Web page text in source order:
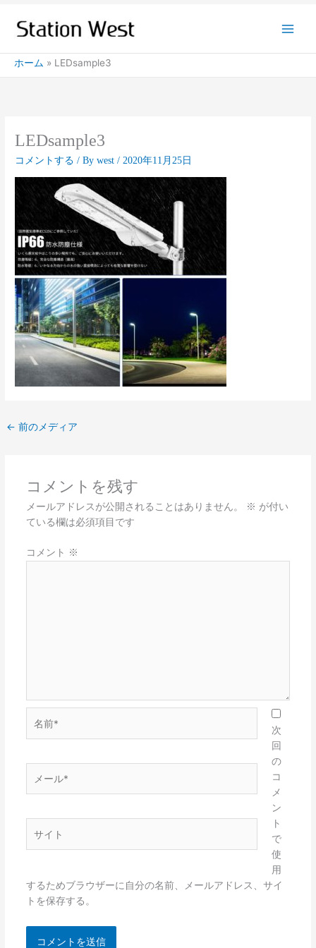
ス
ホーム LEDsample3
LEDsample3
コメントする / Bywest/ 2020年11月25日
← 前のメディア
コメントを残す
メールアドレスが公開されることはありません。 ※ が付い
ている欄は必須項目です
コメント ※
前
ー
*
次
回
の
コ
メ
ン
ト
で
使
用
するためブラウザーに自分の名前、メールアドレス、サイ
トを保存する。